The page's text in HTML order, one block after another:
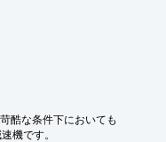
酷な条件下においても
機です。